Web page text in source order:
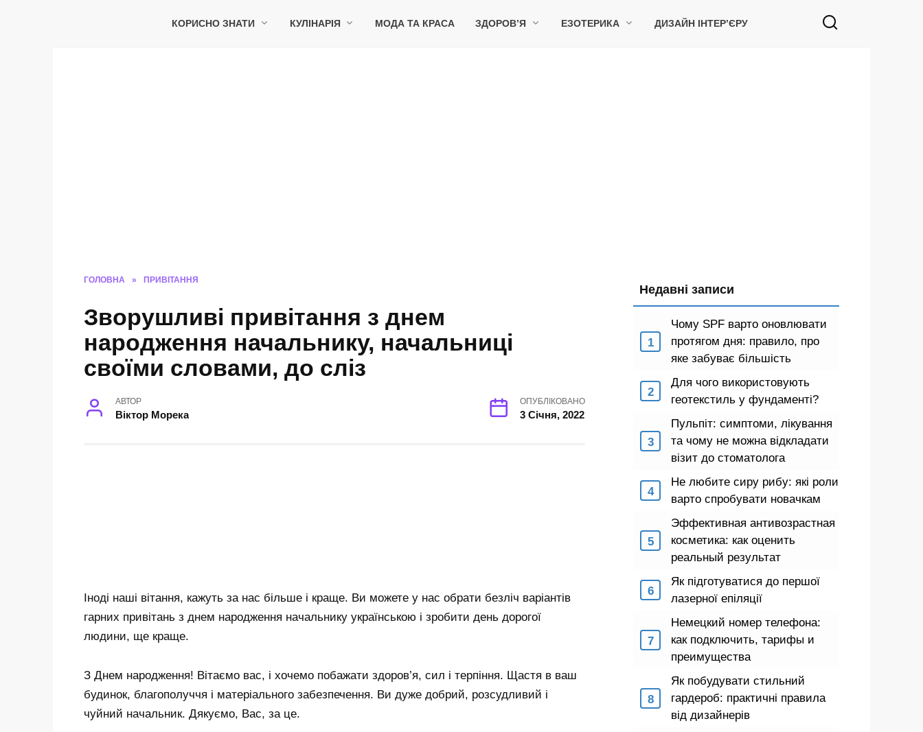
КОРИСНО ЗНАТИ КУЛІНАРІЯ МОДА ТА КРАСА ЗДОРОВ’Я ЕЗОТЕРИКА ДИЗАЙН ІНТЕР’ЄРУ
ГОЛОВНА » ПРИВІТАННЯ
Зворушливі привітання з днем
народження начальнику, начальниці
своїми словами, до сліз
АВТОР
Віктор Морека
ОПУБЛІКОВАНО
3 Січня, 2022
Іноді наші вітання, кажуть за нас більше і краще. Ви можете у нас обрати безліч варіантів
гарних привітань з днем народження начальнику українською і зробити день дорогої
людини, ще краще.
З Днем народження! Вітаємо вас, і хочемо побажати здоров’я, сил і терпіння. Щастя в ваш
будинок, благополуччя і матеріального забезпечення. Ви дуже добрий, розсудливий і
чуйний начальник. Дякуємо, Вас, за це.
Недавні записи
Чому SPF варто оновлювати
протягом дня: правило, про
яке забуває більшість
Для чого використовують
геотекстиль у фундаменті?
Пульпіт: симптоми, лікування
та чому не можна відкладати
візит до стоматолога
Не любите сиру рибу: які роли
варто спробувати новачкам
Эффективная антивозрастная
косметика: как оценить
реальный результат
Як підготуватися до першої
лазерної епіляції
Немецкий номер телефона:
как подключить, тарифы и
преимущества
Як побудувати стильний
гардероб: практичні правила
від дизайнерів